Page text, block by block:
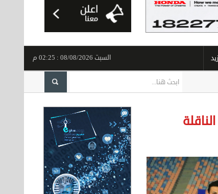
السبت 08/08/2026 : 02:25 م